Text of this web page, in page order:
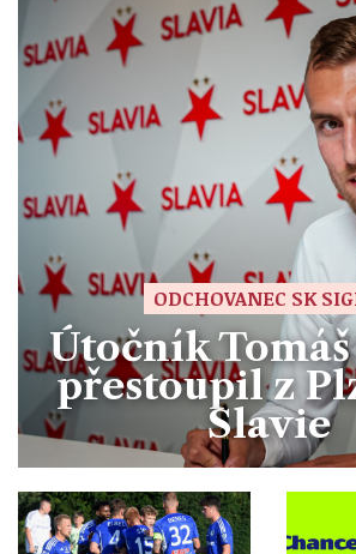
ODCHOVANEC SK
Útočník
přestoupil z
Slavie